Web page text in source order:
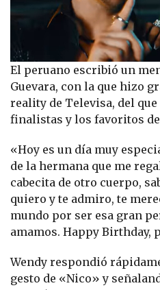
El peruano escribió un
Guevara, con la que hizo
reality de Televisa, del
finalistas y los favoritos
«Hoy es un día muy
de la hermana que me
cabecita de otro cuerpo,
quiero y te admiro, te
mundo por ser esa gran
amamos. Happy Birthday,
Wendy respondió
gesto de «Nico» y